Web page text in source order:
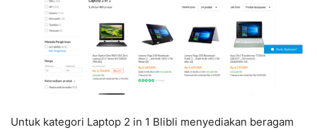
Untuk kategori Laptop 2 in 1 Blibli menyediakan beragam